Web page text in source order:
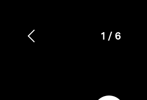
1
von
/ 6
Vorherigen